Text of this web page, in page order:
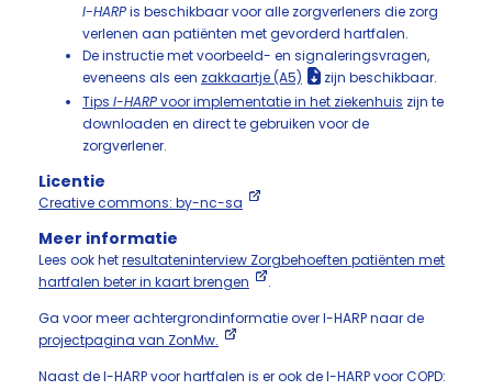
I-HARPis beschikbaar voor alle zorgverleners die zorg
verlenen aan patiënten met gevorderd hartfalen.
De instructie met voorbeeld- en signaleringsvragen,
eveneens als een zakkaartje (A5)
zijn beschikbaar.
Tips I-HARPvoor implementatie in het ziekenhuis zijn te
downloaden en direct te gebruiken voor de
zorgverlener.
Licentie
Creative commons: by-nc-sa
Meer informatie
Lees ook hetresultateninterview Zorgbehoeften patiënten met
hartfalen beter in kaart brengen
.
Ga voor meer achtergrondinformatie over I-HARP naar de
projectpagina van ZonMw.
Naast de I-HARP voor hartfalen is er ook de I-HARP voor COPD: